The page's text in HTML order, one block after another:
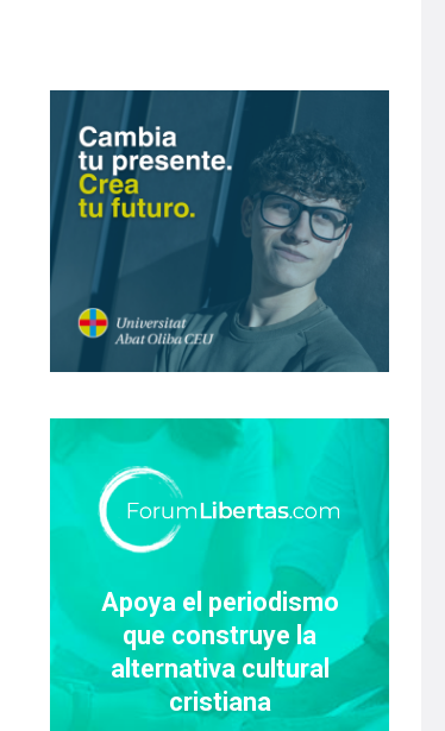
Apoya el periodismo
que construye la
alternativa cultural
cristiana